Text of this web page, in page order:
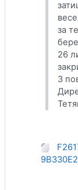
за
26
З